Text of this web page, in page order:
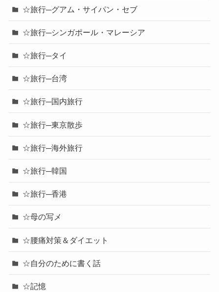
☆旅行─グアム・サイパン・セブ
☆旅行─シンガポール・マレーシア
☆旅行─タイ
☆旅行─台湾
☆旅行─国内旅行
☆旅行─東京散歩
☆旅行─海外旅行
☆旅行─韓国
☆旅行─香港
☆母の写メ
☆腰痛対策＆ダイエット
☆自分のために書く話
☆記憶